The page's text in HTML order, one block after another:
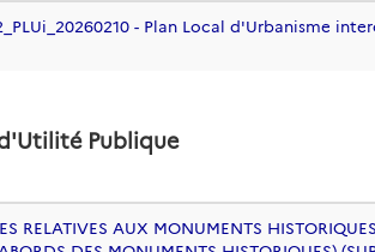
- Plan Local d'Urbanisme
Publique
RELATIVES AUX MONUMENTS